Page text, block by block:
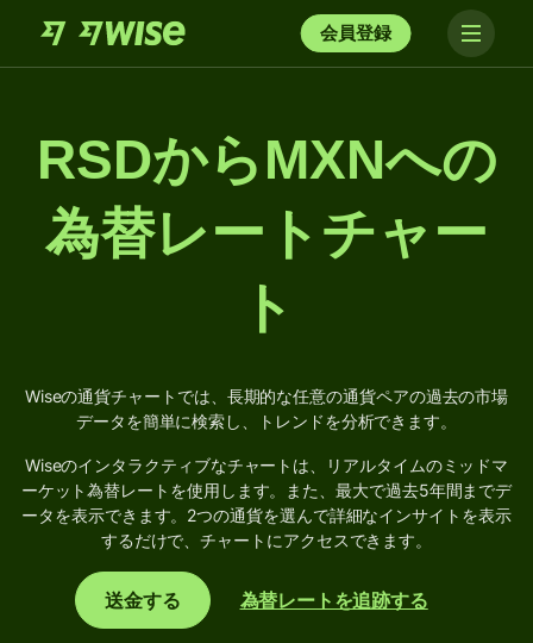
会員登録
RSDからMXNへの
為替レートチャー
ト
Wiseの通貨チャートでは、長期的な任意の通貨ペアの過去の市場
データを簡単に検索し、トレンドを分析できます。
Wiseのインタラクティブなチャートは、リアルタイムのミッドマ
ーケット為替レートを使用します。また、最大で過去5年間までデ
ータを表示できます。2つの通貨を選んで詳細なインサイトを表示
するだけで、チャートにアクセスできます。
送金する 為替レートを追跡する